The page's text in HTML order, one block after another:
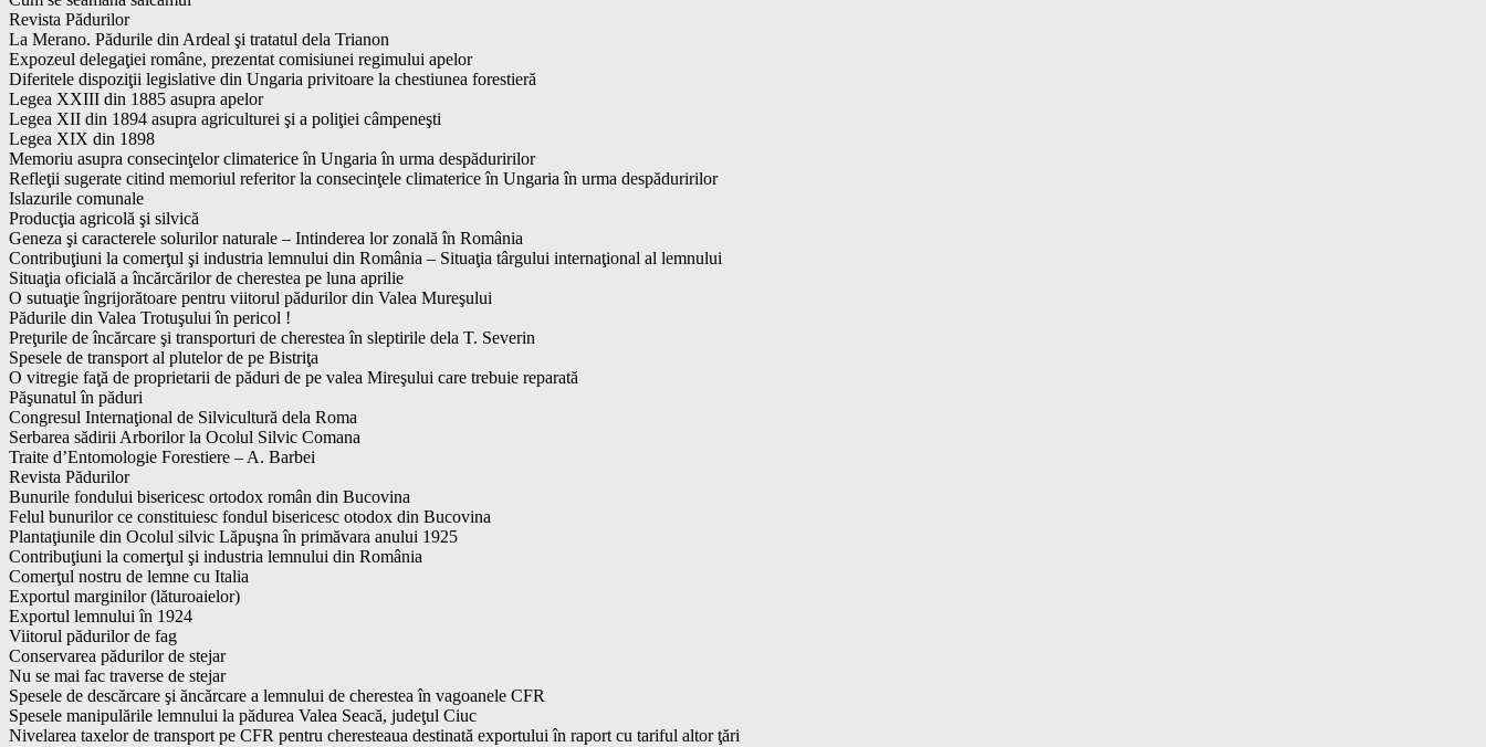
Revista Pădurilor
La Merano. Pădurile din Ardeal şi tratatul dela Trianon
Expozeul delegaţiei române, prezentat comisiunei regimului apelor
Diferitele dispoziţii legislative din Ungaria privitoare la chestiunea forestieră
Legea XXIII din 1885 asupra apelor
Legea XII din 1894 asupra agriculturei şi a poliţiei câmpeneşti
Legea XIX din 1898
Memoriu asupra consecinţelor climaterice în Ungaria în urma despăduririlor
Refleţii sugerate citind memoriul referitor la consecinţele climaterice în Ungaria în urma despăduririlor
Islazurile comunale
Producţia agricolă şi silvică
Geneza şi caracterele solurilor naturale – Intinderea lor zonală în România
Contribuţiuni la comerţul şi industria lemnului din România – Situaţia târgului internaţional al lemnului
Situaţia oficială a încărcărilor de cherestea pe luna aprilie
O sutuaţie îngrijorătoare pentru viitorul pădurilor din Valea Mureşului
Pădurile din Valea Trotuşului în pericol !
Preţurile de încărcare şi transporturi de cherestea în sleptirile dela T. Severin
Spesele de transport al plutelor de pe Bistriţa
O vitregie faţă de proprietarii de păduri de pe valea Mireşului care trebuie reparată
Păşunatul în păduri
Congresul Internaţional de Silvicultură dela Roma
Serbarea sădirii Arborilor la Ocolul Silvic Comana
Traite d’Entomologie Forestiere – A. Barbei
Revista Pădurilor
Bunurile fondului bisericesc ortodox român din Bucovina
Felul bunurilor ce constituiesc fondul bisericesc otodox din Bucovina
Plantaţiunile din Ocolul silvic Lăpuşna în primăvara anului 1925
Contribuţiuni la comerţul şi industria lemnului din România
Comerţul nostru de lemne cu Italia
Exportul marginilor (lăturoaielor)
Exportul lemnului în 1924
Viitorul pădurilor de fag
Conservarea pădurilor de stejar
Nu se mai fac traverse de stejar
Spesele de descărcare şi ăncărcare a lemnului de cherestea în vagoanele CFR
Spesele manipulările lemnului la pădurea Valea Seacă, judeţul Ciuc
Nivelarea taxelor de transport pe CFR pentru cheresteaua destinată exportului în raport cu tariful altor ţări